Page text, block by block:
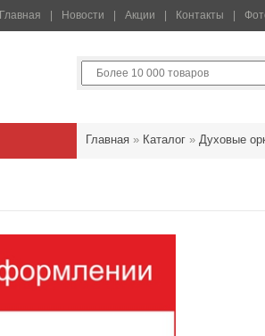
Главная Новости Акции Контакты
Главная » Каталог » Духовые